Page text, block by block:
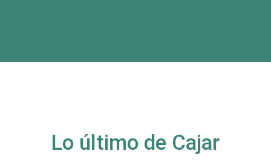
Lo último de Cajar